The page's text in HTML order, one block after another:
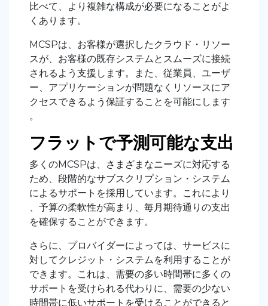
比べて、より複雑な構成が必要になることがよ
くあります。
MCSPは、お客様が選択したクラウド・リソー
スが、お客様の既存システムとスムーズに接続
されるよう支援します。また、従業員、ユーザ
ー、アプリケーションが問題なくリソースにア
クセスできるよう保証することを可能にします
。
フラットで予測可能な支出
多くのMCSPは、さまざまなニーズに対応する
ため、段階的なサブスクリプション・システム
によるサポートを採用しています。これにより
、予算の柔軟性が高まり、毎月期待通りの支出
を確保することができます。
さらに、プロバイダーによっては、サービスに
対してクレジット・システムを利用することが
できます。これは、需要の多い時間帯に多くの
サポートを受けられる代わりに、需要の少ない
時間帯に低いサポートを受けることができると